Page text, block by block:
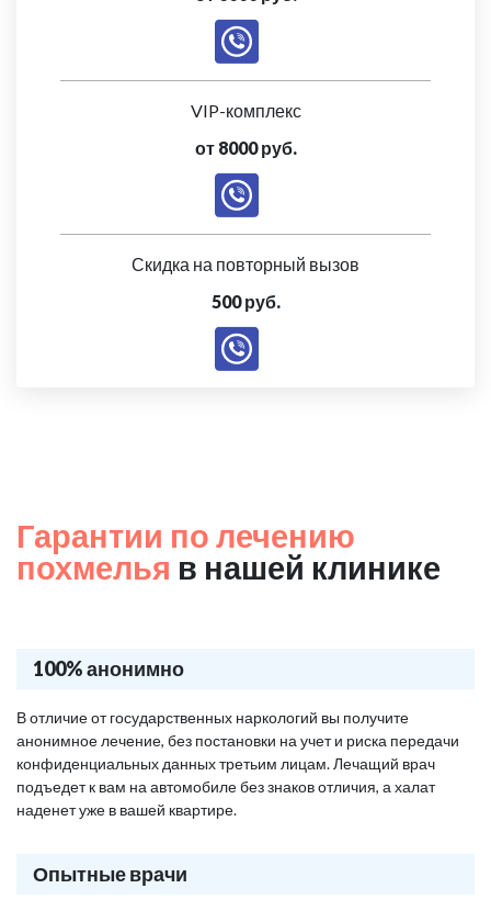
VIP-комплекс
от 8000 руб.
Скидка на повторный вызов
500 руб.
Гарантии по лечению
похмелья в нашей клинике
100% анонимно
В отличие от государственных наркологий вы получите
анонимное лечение, без постановки на учет и риска передачи
конфиденциальных данных третьим лицам. Лечащий врач
подъедет к вам на автомобиле без знаков отличия, а халат
наденет уже в вашей квартире.
Опытные врачи